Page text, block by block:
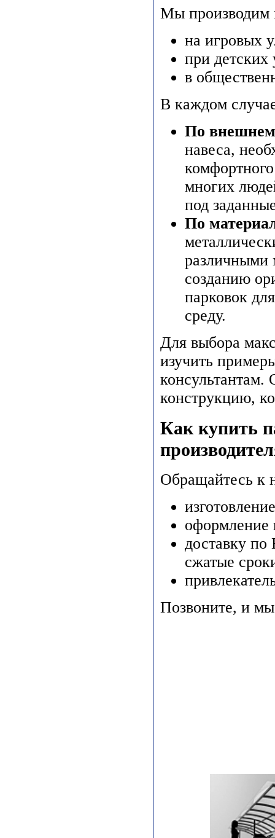
Мы производим
на игровых
при
в
В каждом
По
навеса,
многих
под
По
различными
созданию
парковок
среду.
Для выбора
изучить
консультантам.
конструкцию,
Как купить
Обращайтесь к
оформление
доставку по
сжатые
Позвоните, и